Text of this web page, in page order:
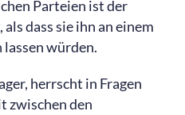
Parteien ist der
dass sie ihn an einem
würden.
herrscht in Fragen
zwischen den